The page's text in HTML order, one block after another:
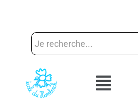
contenu